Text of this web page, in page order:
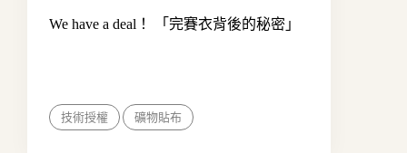
We have a deal！ 「完賽衣背後的秘密」
技術授權 礦物貼布